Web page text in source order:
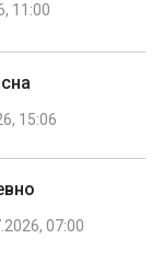
11:00
15:06
07:00